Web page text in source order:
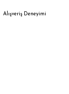
Alışveriş Deneyimi